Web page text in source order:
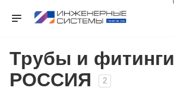
Трубы и фитинги
РОССИЯ
2